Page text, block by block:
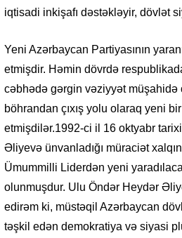
iqtisadi inkişafı dəstəkləyir, dövlət
Yeni Azərbaycan Partiyasının
etmişdir. Həmin dövrdə
cəbhədə gərgin vəziyyət müşahidə
böhrandan çıxış yolu olaraq yeni
etmişdilər.1992-ci il 16 oktyabr
Əliyevə ünvanladığı müraciət
Ümummilli Liderdən yeni
olunmuşdur. Ulu Öndər Heydər
edirəm ki, müstəqil Azərbaycan
təşkil edən demokratiya və siyasi